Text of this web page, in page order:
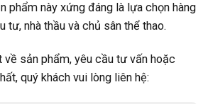
phẩm này xứng đáng là lựa chọn hàng
tư, nhà thầu và chủ sân thể thao.
sản phẩm, yêu cầu tư vấn hoặc
quý khách vui lòng liên hệ: